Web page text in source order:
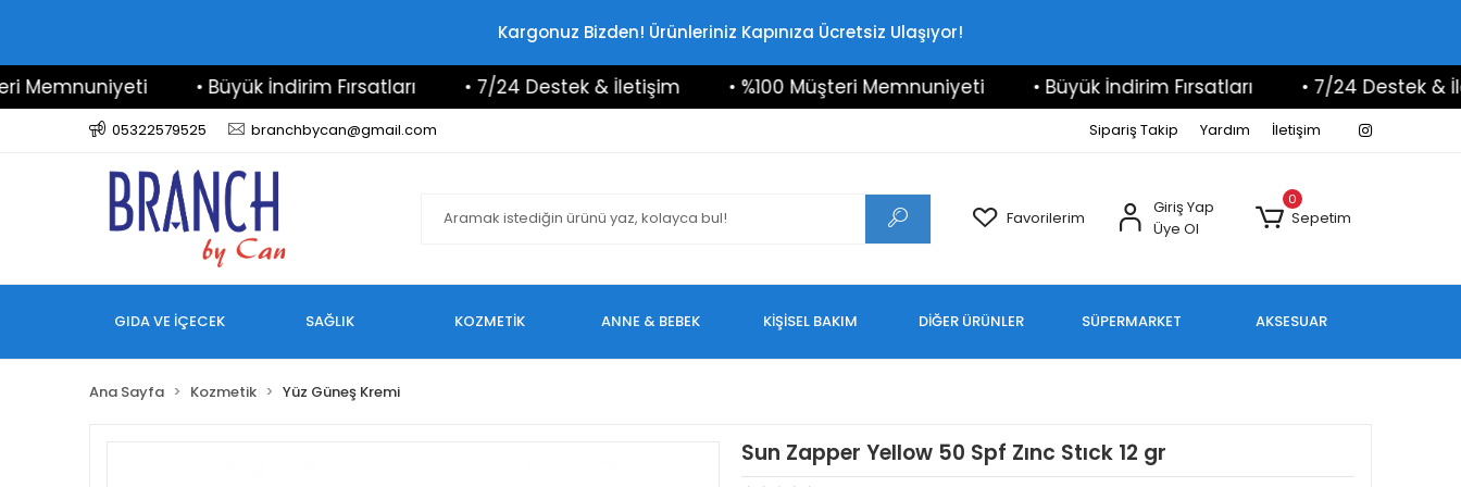
Kargonuz Bizden! Ürünleriniz Kapınıza Ücretsiz Ulaşıyor!
• Büyük İndirim Fırsatları • 7/24 Destek & İletişim • %100 Müşteri Memnuniyeti • Büyük İndirim Fırsatları • 7/24 Destek &
05322579525 branchbycan@gmail.com Sipariş Takip Yardım İletişim
Favorilerim
Giriş Yap
Üye Ol
0
Sepetim
GIDA VE İÇECEK SAĞLIK KOZMETİK ANNE & BEBEK KİŞİSEL BAKIM DİĞER ÜRÜNLER SÜPERMARKET AKSESUAR
Ana Sayfa Kozmetik Yüz Güneş Kremi
Sun Zapper Yellow 50 Spf Zınc Stıck 12 gr